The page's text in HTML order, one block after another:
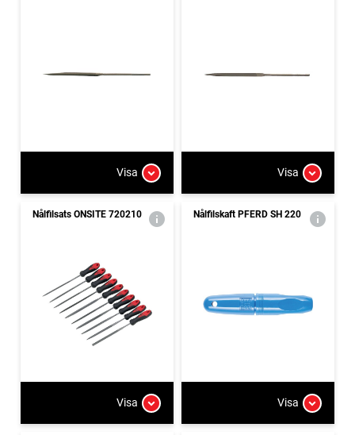
Visa Visa
Nålfilsats ONSITE 720210
Visa
Nålfilskaft PFERD SH 220
Visa